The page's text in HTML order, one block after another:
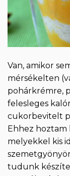
Van, amikor
mérsékelten
pohárkrémre,
felesleges
cukorbevitelt
Ehhez hoztam
melyekkel kis
tudunk